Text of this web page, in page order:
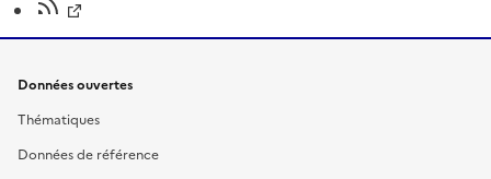
Données ouvertes
Thématiques
Données de référence